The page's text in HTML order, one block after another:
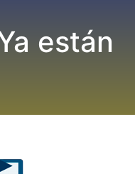
están